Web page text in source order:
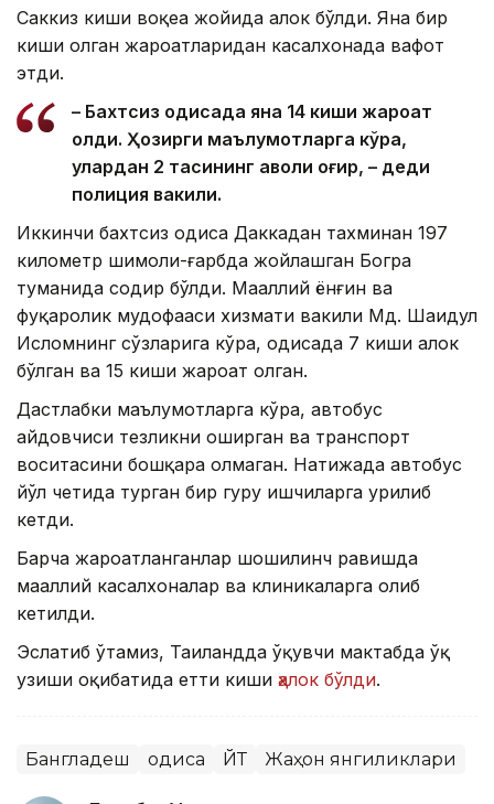
Саккиз киши воқеа жойида ҳалок бўлди. Яна бир
киши олган жароҳатларидан касалхонада вафот
этди.
– Бахтсиз ҳодисада яна 14 киши жароҳат
олди. Ҳозирги маълумотларга кўра,
улардан 2 тасининг аҳволи оғир, – деди
полиция вакили.
Иккинчи бахтсиз ҳодиса Даккадан тахминан 197
километр шимоли-ғарбда жойлашган Богра
туманида содир бўлди. Маҳаллий ёнғин ва
фуқаролик мудофааси хизмати вакили Мд. Шаҳидул
Исломнинг сўзларига кўра, ҳодисада 7 киши ҳалок
бўлган ва 15 киши жароҳат олган.
Дастлабки маълумотларга кўра, автобус
ҳайдовчиси тезликни оширган ва транспорт
воситасини бошқара олмаган. Натижада автобус
йўл четида турган бир гуруҳ ишчиларга урилиб
кетди.
Барча жароҳатланганлар шошилинч равишда
маҳаллий касалхоналар ва клиникаларга олиб
кетилди.
Эслатиб ўтамиз, Таиландда ўқувчи мактабда ўқ
узиши оқибатида етти киши ҳалок бўлди.
Бангладеш Ҳодиса ЙТҲ Жаҳон янгиликлари